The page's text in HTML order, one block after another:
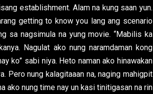
establishment. Alam na kung saan yun.
getting to know you lang ang scenario
sa nagsimula na yung movie. “Mabilis ka
Nagulat ako nung naramdaman kong
ko” sabi niya. Heto naman ako hinawakan
Pero nung kalagitaaan na, naging mahigpit
ako nung time nay un kasi tinitigasan na rin